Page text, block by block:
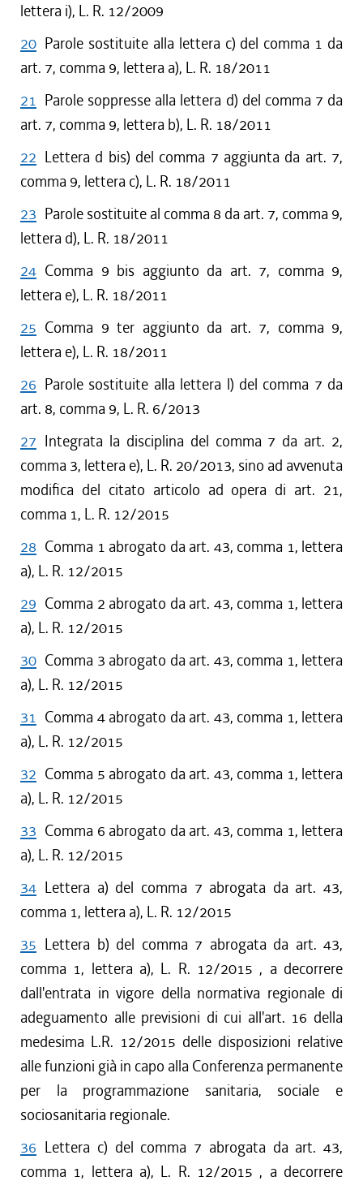
lettera i), L. R. 12/2009
20 Parole sostituite alla lettera c) del comma 1 da
art. 7, comma 9, lettera a), L. R. 18/2011
21 Parole soppresse alla lettera d) del comma 7 da
art. 7, comma 9, lettera b), L. R. 18/2011
22 Lettera d bis) del comma 7 aggiunta da art. 7,
comma 9, lettera c), L. R. 18/2011
23 Parole sostituite al comma 8 da art. 7, comma 9,
lettera d), L. R. 18/2011
24 Comma 9 bis aggiunto da art. 7, comma 9,
lettera e), L. R. 18/2011
25 Comma 9 ter aggiunto da art. 7, comma 9,
lettera e), L. R. 18/2011
26 Parole sostituite alla lettera l) del comma 7 da
art. 8, comma 9, L. R. 6/2013
27 Integrata la disciplina del comma 7 da art. 2,
comma 3, lettera e), L. R. 20/2013, sino ad avvenuta
modifica del citato articolo ad opera di art. 21,
comma 1, L. R. 12/2015
28 Comma 1 abrogato da art. 43, comma 1, lettera
a), L. R. 12/2015
29 Comma 2 abrogato da art. 43, comma 1, lettera
a), L. R. 12/2015
30 Comma 3 abrogato da art. 43, comma 1, lettera
a), L. R. 12/2015
31 Comma 4 abrogato da art. 43, comma 1, lettera
a), L. R. 12/2015
32 Comma 5 abrogato da art. 43, comma 1, lettera
a), L. R. 12/2015
33 Comma 6 abrogato da art. 43, comma 1, lettera
a), L. R. 12/2015
34 Lettera a) del comma 7 abrogata da art. 43,
comma 1, lettera a), L. R. 12/2015
35 Lettera b) del comma 7 abrogata da art. 43,
comma 1, lettera a), L. R. 12/2015 , a decorrere
dall'entrata in vigore della normativa regionale di
adeguamento alle previsioni di cui all'art. 16 della
medesima L.R. 12/2015 delle disposizioni relative
alle funzioni già in capo alla Conferenza permanente
per la programmazione sanitaria, sociale e
sociosanitaria regionale.
36 Lettera c) del comma 7 abrogata da art. 43,
comma 1, lettera a), L. R. 12/2015 , a decorrere